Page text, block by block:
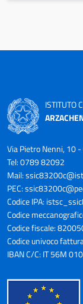
ISTITUTO
Via Pietro Nenni, 10
Tel: 0789 82092
Mail:
PEC:
Codice IPA:
Codice
Codice fiscale:
Codice univoco
IBAN C/C: IT 56M